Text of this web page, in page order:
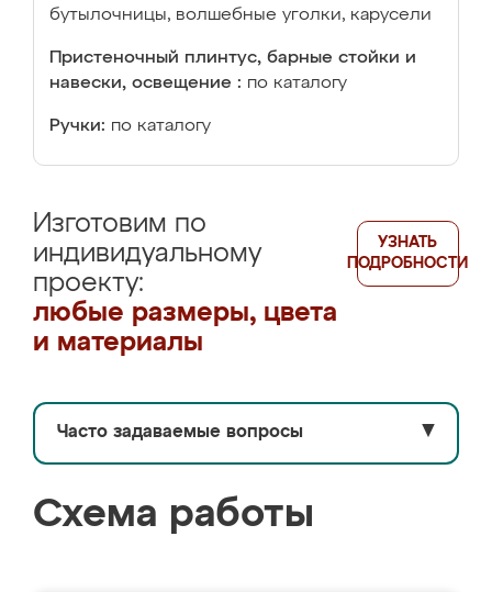
бутылочницы, волшебные уголки, карусели
Пристеночный плинтус, барные стойки и
навески, освещение : по каталогу
Ручки: по каталогу
Изготовим по
индивидуальному
проекту:
любые размеры, цвета
и материалы
УЗНАТЬ
ПОДРОБНОСТИ
Часто задаваемые вопросы ▼
Схема работы